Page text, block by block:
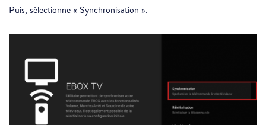
Puis, sélectionne « Synchronisation ».